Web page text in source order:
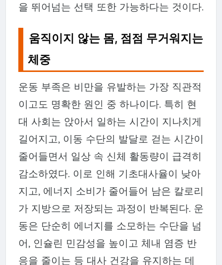
을 뛰어넘는 선택 또한 가능하다는 것이다.
움직이지 않는 몸, 점점 무거워지는
체중
운동 부족은 비만을 유발하는 가장 직관적
이고도 명확한 원인 중 하나이다. 특히 현
대 사회는 앉아서 일하는 시간이 지나치게
길어지고, 이동 수단의 발달로 걷는 시간이
줄어들면서 일상 속 신체 활동량이 급격히
감소하였다. 이로 인해 기초대사율이 낮아
지고, 에너지 소비가 줄어들어 남은 칼로리
가 지방으로 저장되는 과정이 반복된다. 운
동은 단순히 에너지를 소모하는 수단을 넘
어, 인슐린 민감성을 높이고 체내 염증 반
응을 줄이는 등 대사 건강을 유지하는 데